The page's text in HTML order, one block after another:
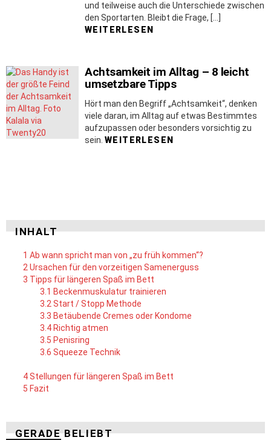
und teilweise auch die Unterschiede zwischen
den Sportarten. Bleibt die Frage, […]
WEITERLESEN
Achtsamkeit im Alltag – 8 leicht
umsetzbare Tipps
Hört man den Begriff „Achtsamkeit“, denken
viele daran, im Alltag auf etwas Bestimmtes
aufzupassen oder besonders vorsichtig zu
sein. WEITERLESEN
INHALT
1 Ab wann spricht man von „zu früh kommen“?
2 Ursachen für den vorzeitigen Samenerguss
3 Tipps für längeren Spaß im Bett
3.1 Beckenmuskulatur trainieren
3.2 Start / Stopp Methode
3.3 Betäubende Cremes oder Kondome
3.4 Richtig atmen
3.5 Penisring
3.6 Squeeze Technik
4Stellungen für längeren Spaß im Bett
5 Fazit
GERADE BELIEBT